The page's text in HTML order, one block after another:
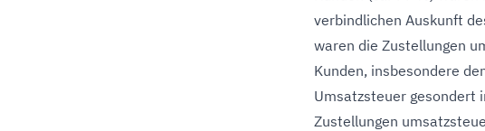
verbindlichen Auskunft
waren die Zustellungen
Kunden, insbesondere
Umsatzsteuer gesondert
Zustellungen